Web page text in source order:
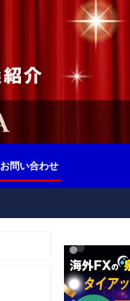
お問い合わせ